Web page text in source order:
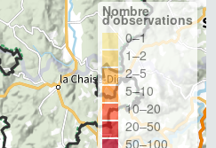
Nombre
d'observations
0–1
1–2
2–5
5–10
10–20
20–50
50–100